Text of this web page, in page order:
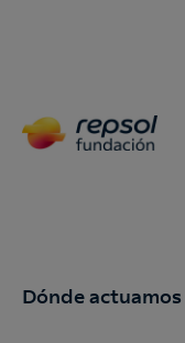
Dónde actuamos